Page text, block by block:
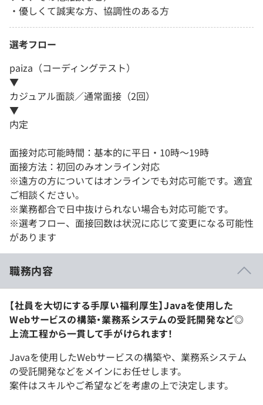
・優しくて誠実な方、協調性のある方
選考フロー
paiza（コーディングテスト）
▼
カジュアル面談／通常面接（2回）
▼
内定
面接対応可能時間：基本的に平日・10時～19時
面接方法：初回のみオンライン対応
※遠方の方についてはオンラインでも対応可能です。適宜
ご相談ください。
※業務都合で日中抜けられない場合も対応可能です。
※選考フロー、面接回数は状況に応じて変更になる可能性
があります
職務内容
【社員を大切にする手厚い福利厚生】Javaを使用した
Webサービスの構築・業務系システムの受託開発など◎
上流工程から一貫して手がけられます！
Javaを使用したWebサービスの構築や、業務系システム
の受託開発などをメインにお任せします。
案件はスキルやご希望などを考慮の上で決定します。